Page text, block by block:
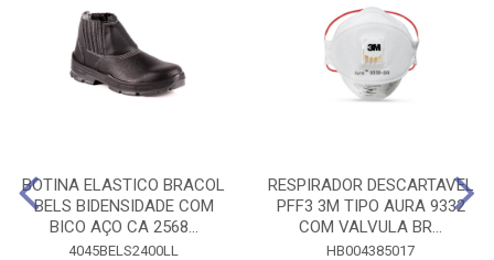
BOTINA ELASTICO BRACOL
BELS BIDENSIDADE COM
BICO AÇO CA 2568...
4045BELS2400LL
RESPIRADOR DESCARTAVEL
PFF3 3M TIPO AURA 9332
COM VALVULA BR...
HB004385017